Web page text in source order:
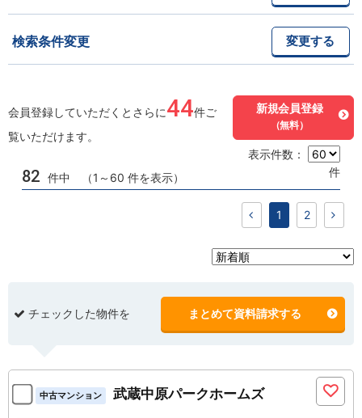
検索条件変更 変更する
会員登録していただくとさらに44件ご
覧いただけます。
新規会員登録
（無料）
82 件中 （1～60 件を表示）
表示件数：
件
1 2
チェックした物件を まとめて資料請求する
中古マンション 武蔵中原パークホームズ